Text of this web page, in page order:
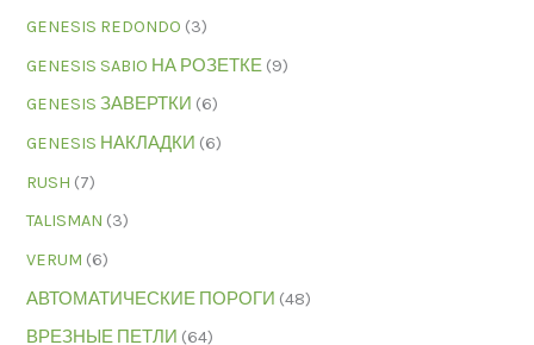
GENESIS REDONDO (3)
GENESIS SABIO НА РОЗЕТКЕ (9)
GENESIS ЗАВЕРТКИ (6)
GENESIS НАКЛАДКИ (6)
RUSH (7)
TALISMAN (3)
VERUM (6)
АВТОМАТИЧЕСКИЕ ПОРОГИ (48)
ВРЕЗНЫЕ ПЕТЛИ (64)